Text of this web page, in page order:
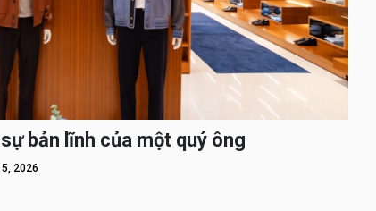
bản lĩnh của một quý ông
2026